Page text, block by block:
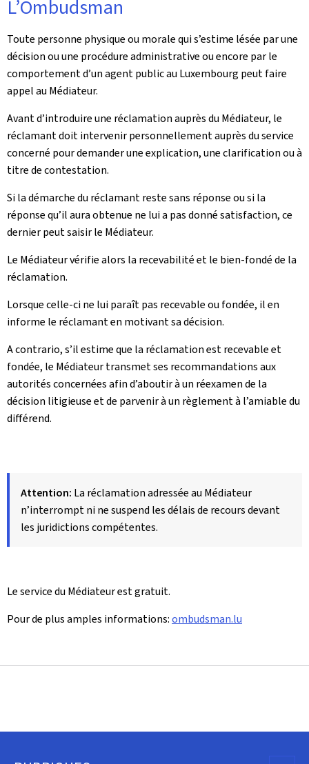
L’Ombudsman
Toute personne physique ou morale qui s’estime lésée par une
décision ou une procédure administrative ou encore par le
comportement d’un agent public au Luxembourg peut faire
appel au Médiateur.
Avant d’introduire une réclamation auprès du Médiateur, le
réclamant doit intervenir personnellement auprès du service
concerné pour demander une explication, une clarification ou à
titre de contestation.
Si la démarche du réclamant reste sans réponse ou si la
réponse qu’il aura obtenue ne lui a pas donné satisfaction, ce
dernier peut saisir le Médiateur.
Le Médiateur vérifie alors la recevabilité et le bien-fondé de la
réclamation.
Lorsque celle-ci ne lui paraît pas recevable ou fondée, il en
informe le réclamant en motivant sa décision.
A contrario, s’il estime que la réclamation est recevable et
fondée, le Médiateur transmet ses recommandations aux
autorités concernées afin d’aboutir à un réexamen de la
décision litigieuse et de parvenir à un règlement à l’amiable du
différend.
Attention: La réclamation adressée au Médiateur
n’interrompt ni ne suspend les délais de recours devant
les juridictions compétentes.
Le service du Médiateur est gratuit.
Pour de plus amples informations:ombudsman.lu